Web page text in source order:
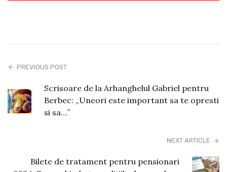
PREVIOUS POST
Scrisoare de la Arhanghelul Gabriel pentru
Berbec: „Uneori este important sa te opresti
si sa…”
NEXT ARTICLE
Bilete de tratament pentru pensionari